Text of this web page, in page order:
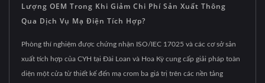
Lượng OEM Trong Khi Giảm Chi Phí Sản Xuất Thông
Qua Dịch Vụ Mạ Điện Tích Hợp?
Phòng thí nghiệm được chứng nhận ISO/IEC 17025 và các cơ sở sản
xuất tích hợp của CYH tại Đài Loan và Hoa Kỳ cung cấp giải pháp toàn
diện một cửa từ thiết kế đến mạ crom ba giá trị trên các nền tảng